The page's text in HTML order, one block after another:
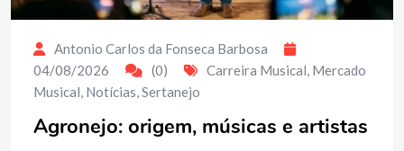
Antonio Carlos da Fonseca Barbosa
04/08/2026
(0) Carreira Musical, Mercado
Musical, Notícias,Sertanejo
Agronejo: origem, músicas e artistas